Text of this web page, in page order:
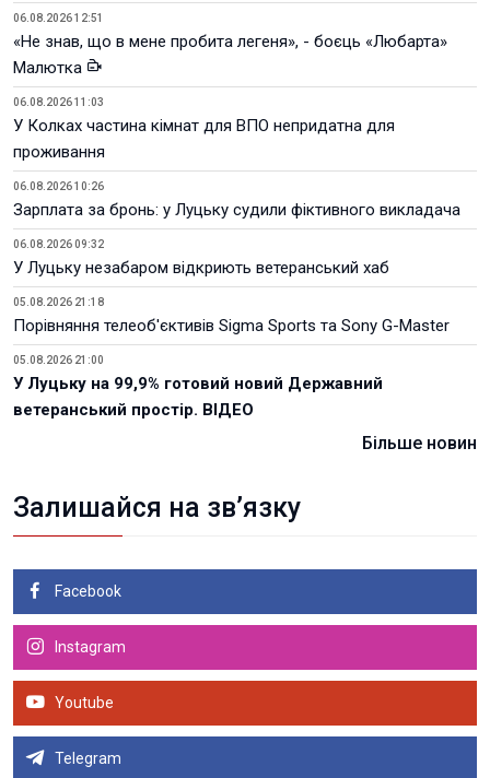
06.08.2026 12:51
«Не знав, що в мене пробита легеня», - боєць «Любарта»
Малютка
06.08.2026 11:03
У Колках частина кімнат для ВПО непридатна для
проживання
06.08.2026 10:26
Зарплата за бронь: у Луцьку судили фіктивного викладача
06.08.2026 09:32
У Луцьку незабаром відкриють ветеранський хаб
05.08.2026 21:18
Порівняння телеоб'єктивів Sigma Sports та Sony G-Master
05.08.2026 21:00
У Луцьку на 99,9% готовий новий Державний
ветеранський простір. ВІДЕО
Більше новин
Залишайся на зв’язку
Facebook
Instagram
Youtube
Telegram